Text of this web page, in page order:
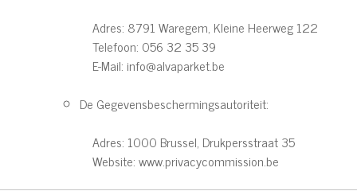
Adres: 8791 Waregem, Kleine Heerweg 122
Telefoon: 056 32 35 39
E-Mail: info@alvaparket.be
De Gegevensbeschermingsautoriteit:
Adres: 1000 Brussel, Drukpersstraat 35
Website: www.privacycommission.be